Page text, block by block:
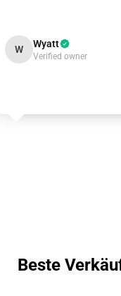
W Wyatt
Verified owner
Beste